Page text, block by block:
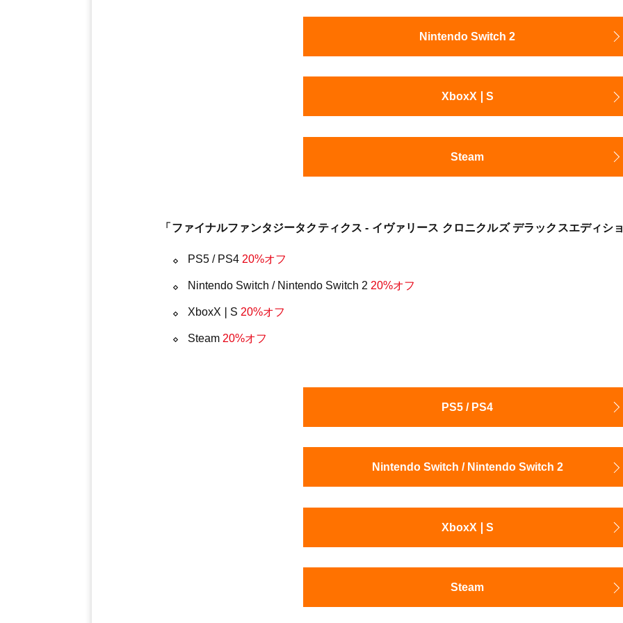
Nintendo Switch 2
XboxX❘S
Steam
「ファイナルファンタジータクティクス - イヴァリース クロニクルズ デラックスエディシ
PS5 / PS4 20%オフ
Nintendo Switch / Nintendo Switch 2 20%オフ
XboxX❘S 20%オフ
Steam 20%オフ
PS5 / PS4
Nintendo Switch / Nintendo Switch 2
XboxX❘S
Steam